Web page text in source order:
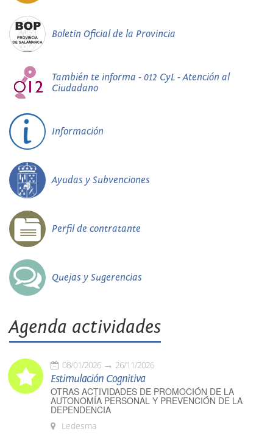
Boletín Oficial de la Provincia
También te informa - 012 CyL - Atención al
Ciudadano
Información
Ayudas y Subvenciones
Perfil de contratante
Quejas y Sugerencias
Agenda actividades
08/01/2026 26/11/2026
Estimulación Cognitiva
OTRAS ACTIVIDADES DE PROMOCIÓN DE LA
AUTONOMÍA PERSONAL Y PREVENCIÓN DE LA
DEPENDENCIA
Ledesma